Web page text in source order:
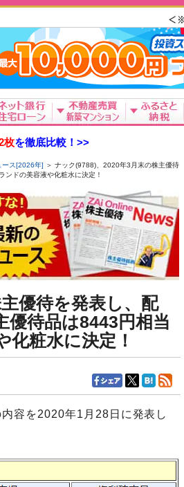
枚を徹底比較！>>
ース[2026年] ＞ ナック(9788)、2020年3月末の株主優待
ドの美容液や化粧水に決定！
優待を発表し、配
優待品は8443円相当
粧水に決定！
容を2020年1月28日に発表し